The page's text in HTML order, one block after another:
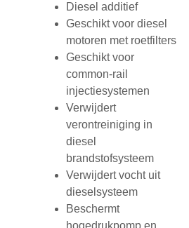
Diesel additief
Geschikt voor diesel
motoren met roetfilters
Geschikt voor
common-rail
injectiesystemen
Verwijdert
verontreiniging in
diesel
brandstofsysteem
Verwijdert vocht uit
dieselsysteem
Beschermt
hogedrukpomp en